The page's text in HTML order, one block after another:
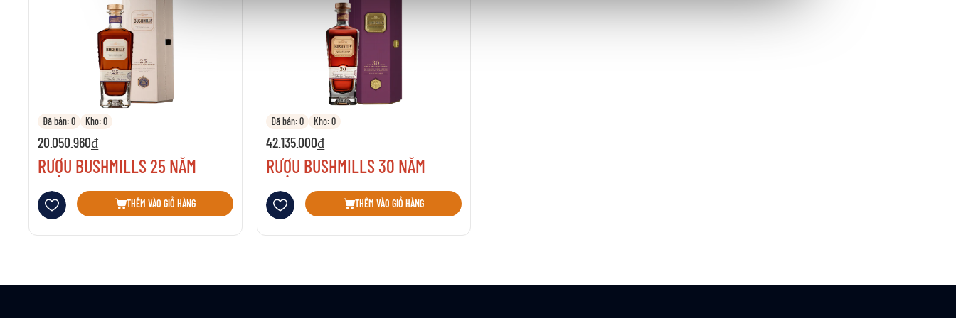
Đã bán: 0 Kho: 0
20.050.960₫
RƯỢU BUSHMILLS 25 NĂM
Thêm vào danh sách yêu thích
THÊM VÀO GIỎ HÀNG
Đã bán: 0 Kho: 0
42.135.000₫
RƯỢU BUSHMILLS 30 NĂM
Thêm vào danh sách yêu thích
THÊM VÀO GIỎ HÀNG